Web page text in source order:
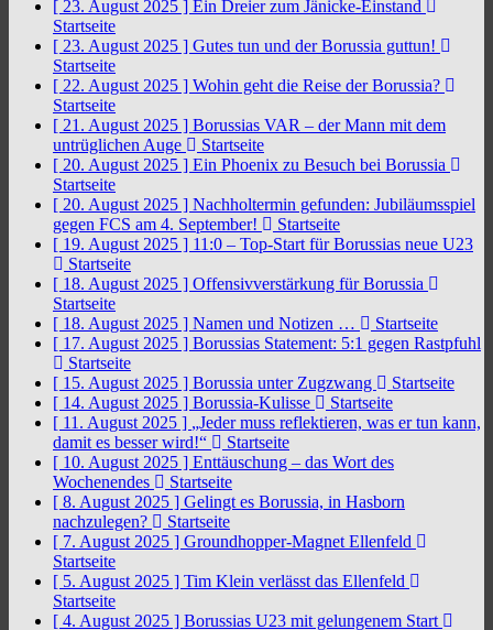
[ 23. August 2025 ] Ein Dreier zum Jänicke-Einstand
Startseite
[ 23. August 2025 ] Gutes tun und der Borussia guttun!
Startseite
[ 22. August 2025 ] Wohin geht die Reise der Borussia?
Startseite
[ 21. August 2025 ] Borussias VAR – der Mann mit dem
untrüglichen Auge
Startseite
[ 20. August 2025 ] Ein Phoenix zu Besuch bei Borussia
Startseite
[ 20. August 2025 ] Nachholtermin gefunden: Jubiläumsspiel
gegen FCS am 4. September!
Startseite
[ 19. August 2025 ] 11:0 – Top-Start für Borussias neue U23
Startseite
[ 18. August 2025 ] Offensivverstärkung für Borussia
Startseite
[ 18. August 2025 ] Namen und Notizen …
Startseite
[ 17. August 2025 ] Borussias Statement: 5:1 gegen Rastpfuhl
Startseite
[ 15. August 2025 ] Borussia unter Zugzwang
Startseite
[ 14. August 2025 ] Borussia-Kulisse
Startseite
[ 11. August 2025 ] „Jeder muss reflektieren, was er tun kann,
damit es besser wird!“
Startseite
[ 10. August 2025 ] Enttäuschung – das Wort des
Wochenendes
Startseite
[ 8. August 2025 ] Gelingt es Borussia, in Hasborn
nachzulegen?
Startseite
[ 7. August 2025 ] Groundhopper-Magnet Ellenfeld
Startseite
[ 5. August 2025 ] Tim Klein verlässt das Ellenfeld
Startseite
[ 4. August 2025 ] Borussias U23 mit gelungenem Start